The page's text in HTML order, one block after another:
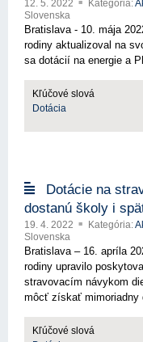
12. 5. 2022 Kategória:
Slovenska
Bratislava - 10. mája
rodiny aktualizoval na
sa dotácií na energie a
Kľúčové slová
Dotácia
Dotácie na
dostanú školy i
19. 4. 2022 Kategória:
Slovenska
Bratislava – 16. apríla
rodiny upravilo
stravovacím návykom
môcť získať mimoriadny
Kľúčové slová